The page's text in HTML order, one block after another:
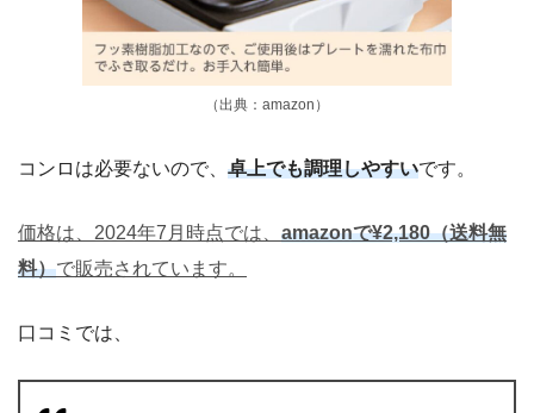
（出典：amazon）
コンロは必要ないので、 卓上でも調理しやすいです。
価格は、2024年7月時点では、 amazonで¥2,180（送料無
料）で販売されています。
口コミでは、